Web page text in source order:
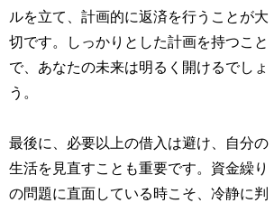
ルを立て、計画的に返済を行うことが大
切です。しっかりとした計画を持つこと
で、あなたの未来は明るく開けるでしょ
う。
最後に、必要以上の借入は避け、自分の
生活を見直すことも重要です。資金繰り
の問題に直面している時こそ、冷静に判